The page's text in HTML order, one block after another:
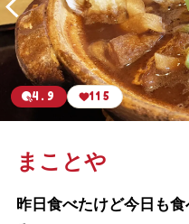
4.9 115
まことや
昨日食べたけど今日も